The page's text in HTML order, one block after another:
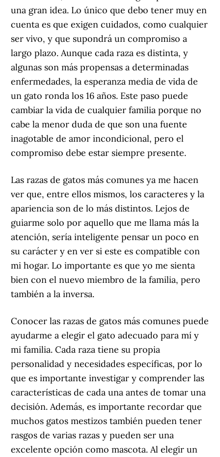
una gran idea. Lo único que debo tener muy en
cuenta es que exigen cuidados, como cualquier
ser vivo, y que supondrá un compromiso a
largo plazo. Aunque cada raza es distinta, y
algunas son más propensas a determinadas
enfermedades, la esperanza media de vida de
un gato ronda los 16 años. Este paso puede
cambiar la vida de cualquier familia porque no
cabe la menor duda de que son una fuente
inagotable de amor incondicional, pero el
compromiso debe estar siempre presente.
Las razas de gatos más comunes ya me hacen
ver que, entre ellos mismos, los caracteres y la
apariencia son de lo más distintos. Lejos de
guiarme solo por aquello que me llama más la
atención, sería inteligente pensar un poco en
su carácter y en ver si este es compatible con
mi hogar. Lo importante es que yo me sienta
bien con el nuevo miembro de la familia, pero
también a la inversa.
Conocer las razas de gatos más comunes puede
ayudarme a elegir el gato adecuado para mí y
mi familia. Cada raza tiene su propia
personalidad y necesidades específicas, por lo
que es importante investigar y comprender las
características de cada una antes de tomar una
decisión. Además, es importante recordar que
muchos gatos mestizos también pueden tener
rasgos de varias razas y pueden ser una
excelente opción como mascota. Al elegir un